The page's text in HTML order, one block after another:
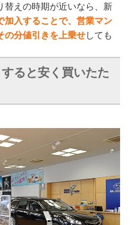
替えの時期が近いなら、新
加入することで、営業マン
の分値引きを上乗せしても
ると安く買いたた